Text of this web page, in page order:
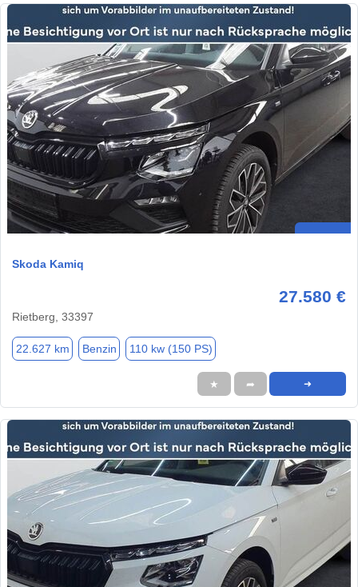
Skoda Kamiq
27.580 €
Rietberg, 33397
22.627 km Benzin 110 kw (150 PS)
★ ➦ ➜